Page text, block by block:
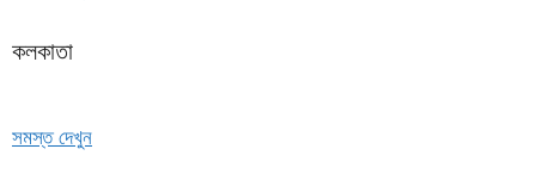
কলকাতা
সমস্ত দেখুন